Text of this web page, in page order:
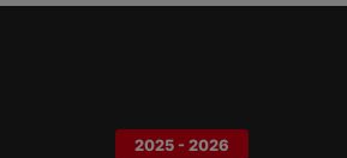
2025 - 2026